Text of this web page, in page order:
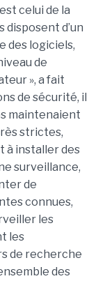
celui de la
d’un
des logiciels,
de
», a fait
de sécurité, il
maintenaient
strictes,
à installer des
surveillance,
de
connues,
les
les
de recherche
des